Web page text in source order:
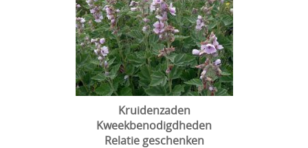
Kruidenzaden
Kweekbenodigdheden
Relatie geschenken